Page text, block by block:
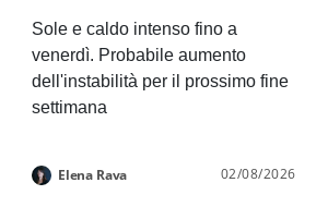
Sole e caldo intenso fino a
venerdì. Probabile aumento
dell'instabilità per il prossimo fine
settimana
Elena Rava 02/08/2026